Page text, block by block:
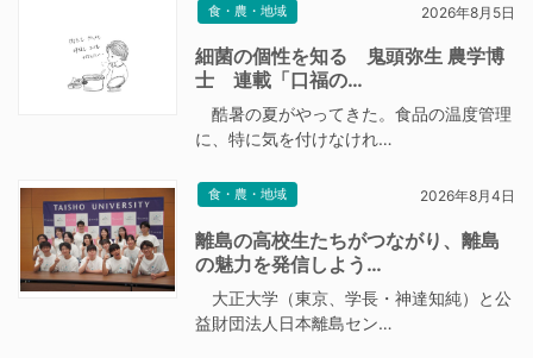
食・農・地域 2026年8月5日
細菌の個性を知る 鬼頭弥生 農学博
士 連載「口福の…
酷暑の夏がやってきた。食品の温度管理
に、特に気を付けなけれ…
食・農・地域 2026年8月4日
離島の高校生たちがつながり、離島
の魅力を発信しよう…
大正大学（東京、学長・神達知純）と公
益財団法人日本離島セン…